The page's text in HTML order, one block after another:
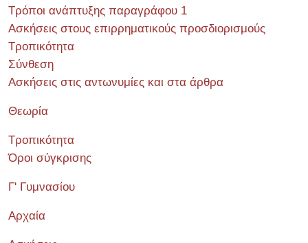
Τρόποι ανάπτυξης παραγράφου 1
Ασκήσεις στους επιρρηματικούς προσδιορισμούς
Τροπικότητα
Σύνθεση
Ασκήσεις στις αντωνυμίες και στα άρθρα
Θεωρία
Τροπικότητα
Όροι σύγκρισης
Γ' Γυμνασίου
Αρχαία